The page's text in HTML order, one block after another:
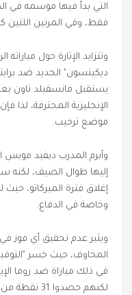
التي بدأ فيها موسمه في
فقط، وفي المرتين اللتين
وتتزايد الإثارة حول
ديكينسون" الجديد ضد
يستقبل مانسفيلد تاون
الإنجليزية المحترفة، لذا
موضع ترحيب.
وأبرم المدرب ديفيد مويس
إليها طوال الصيف، لكنه
إغلاق فترة الميركاتو،
وخاصة في الدفاع.
ويثير عدم تحقيق أي فوز
المخاوف، حيث خسر
في ذلك مباراة ضد روما